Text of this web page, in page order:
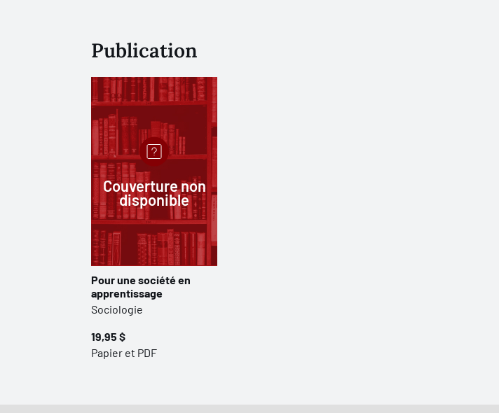
Publication
Couverture non
disponible
Pour une société en
apprentissage
Sociologie
19,95 $
Papier et PDF